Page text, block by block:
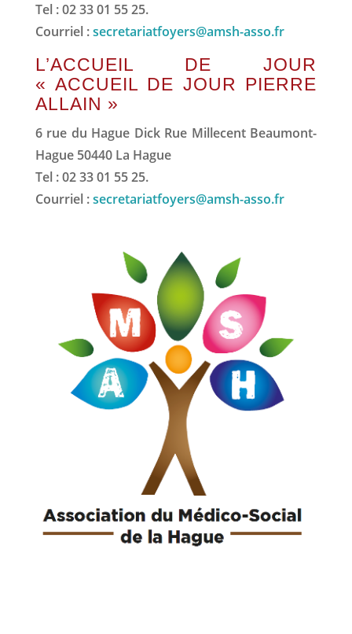
Tel : 02 33 01 55 25.
Courriel :secretariatfoyers@amsh-asso.fr
L’ACCUEIL DE JOUR
« ACCUEIL DE JOUR PIERRE
ALLAIN »
6 rue du Hague Dick Rue Millecent Beaumont-
Hague 50440 La Hague
Tel : 02 33 01 55 25.
Courriel :secretariatfoyers@amsh-asso.fr